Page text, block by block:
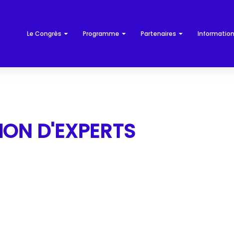
Le Congrès Programme Partenaires
D'EXPERTS